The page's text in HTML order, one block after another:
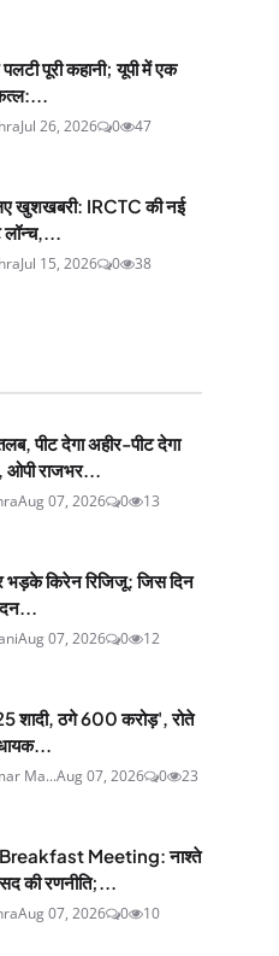
पूरी कहानी; यूपी में एक
Jul 26, 2026 0 47
खुशखबरी: IRCTC की नई
लॉन्च,...
Jul 15, 2026 0 38
पीट देगा अहीर-पीट देगा
राजभर...
Aug 07, 2026 0 13
भड़के किरेन रिजिजू: जिस दिन
Aug 07, 2026 0 12
शादी, ठगे 600 करोड़', रोते
Ma...Aug 07, 2026 0 23
Meeting: नाश्ते
की रणनीति;...
Aug 07, 2026 0 10